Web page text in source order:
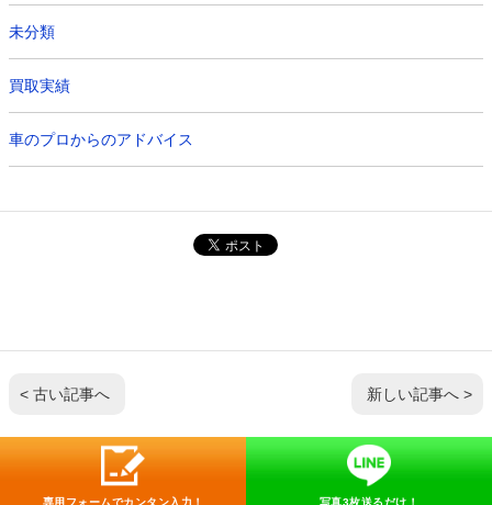
未分類
買取実績
車のプロからのアドバイス
< 古い記事へ 新しい記事へ >